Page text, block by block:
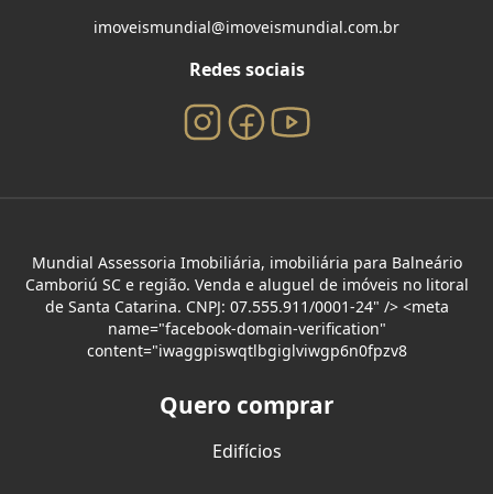
imoveismundial@imoveismundial.com.br
Redes sociais
Mundial Assessoria Imobiliária, imobiliária para Balneário
Camboriú SC e região. Venda e aluguel de imóveis no litoral
de Santa Catarina. CNPJ: 07.555.911/0001-24" /> <meta
name="facebook-domain-verification"
content="iwaggpiswqtlbgiglviwgp6n0fpzv8
Quero comprar
Edifícios